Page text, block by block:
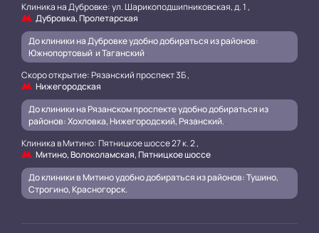
Клиника на Дубровке: ул. Шарикоподшипниковская, д. 1 ,
Дубровка, Пролетарская
До клиники на Дубровке удобно добираться из районов:
Южнопортовый и Таганский.
Скоро открытие: Рязанский проспект 3Б ,
Нижегородская
До клиники на Рязанском проспекте удобно добираться из
районов: Хохловка, Нижегородский, Рязанский..
Клиника в Митино: Пятницкое шоссе 27 к. 2 ,
Митино, Волоколамская, Пятницкое шоссе
До клиники в Митино удобно добираться из районов: Тушино,
Строгино, Красногорск.